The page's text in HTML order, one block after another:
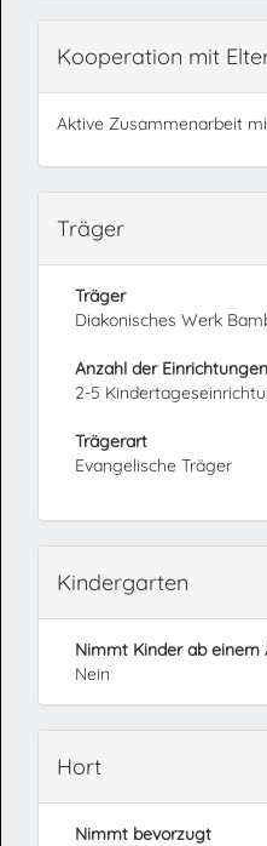
Kooperation mit
Aktive Zusammenarbeit
Träger
Träger
Diakonisches Werk
Anzahl der Einrichtungen
2-5
Trägerart
Evangelische Träger
Kindergarten
Nimmt Kinder ab einem
Nein
Hort
Nimmt bevorzugt